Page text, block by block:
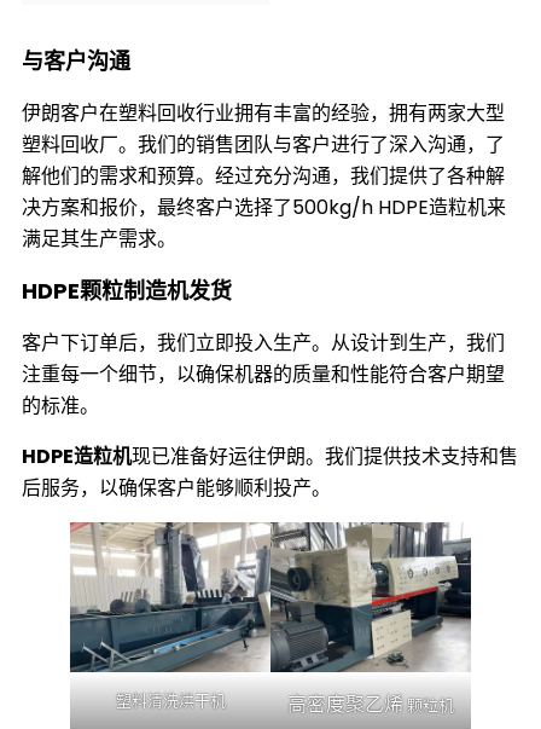
与客户沟通
伊朗客户在塑料回收行业拥有丰富的经验，拥有两家大型
塑料回收厂。我们的销售团队与客户进行了深入沟通，了
解他们的需求和预算。经过充分沟通，我们提供了各种解
决方案和报价，最终客户选择了500kg/h HDPE造粒机来
满足其生产需求。
HDPE颗粒制造机发货
客户下订单后，我们立即投入生产。从设计到生产，我们
注重每一个细节，以确保机器的质量和性能符合客户期望
的标准。
HDPE造粒机现已准备好运往伊朗。我们提供技术支持和售
后服务，以确保客户能够顺利投产。
塑料清洗烘干机 高密度聚乙烯颗粒机